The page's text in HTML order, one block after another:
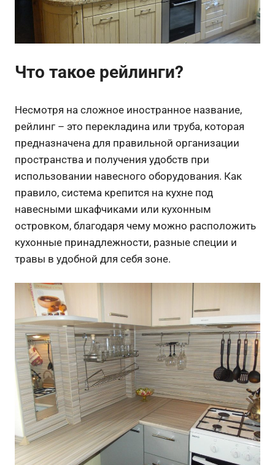
Что такое рейлинги?
Несмотря на сложное иностранное название,
рейлинг – это перекладина или труба, которая
предназначена для правильной организации
пространства и получения удобств при
использовании навесного оборудования. Как
правило, система крепится на кухне под
навесными шкафчиками или кухонным
островком, благодаря чему можно расположить
кухонные принадлежности, разные специи и
травы в удобной для себя зоне.